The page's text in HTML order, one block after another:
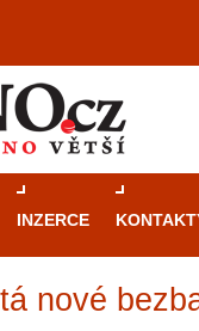
INZERCE
nové